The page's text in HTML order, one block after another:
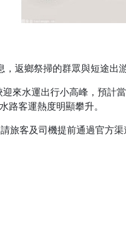
返鄉祭掃的群眾與短途出
來水運出行小高峰，預
路客運熱度明顯攀升。
旅客及司機提前通過官方